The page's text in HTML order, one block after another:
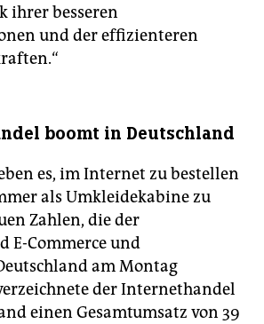
ihrer besseren
und der effizienteren
boomt in Deutschland
es, im Internet zu bestellen
als Umkleidekabine zu
Zahlen, die der
E-Commerce und
am Montag
der Internethandel
einen Gesamtumsatz von 39